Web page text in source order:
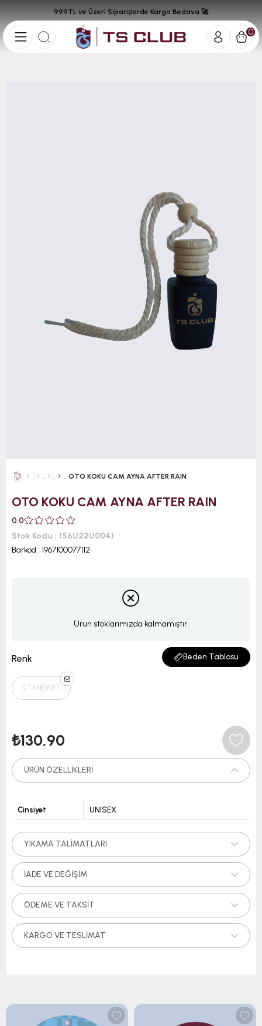
0
999TL ve Üzeri Siparişlerde Kargo Bedava 🚀
OTO KOKU CAM AYNA AFTER RAIN
OTO KOKU CAM AYNA AFTER RAIN
0.0
Stok Kodu
(56U22U004)
Barkod : 1967100077112
Ürün stoklarımızda kalmamıştır.
Renk Beden Tablosu
STANDART
₺130,90
ÜRÜN ÖZELLIKLERI
Cinsiyet UNISEX
YIKAMA TALIMATLARI
İADE VE DEĞIŞIM
ÖDEME VE TAKSIT
KARGO VE TESLIMAT